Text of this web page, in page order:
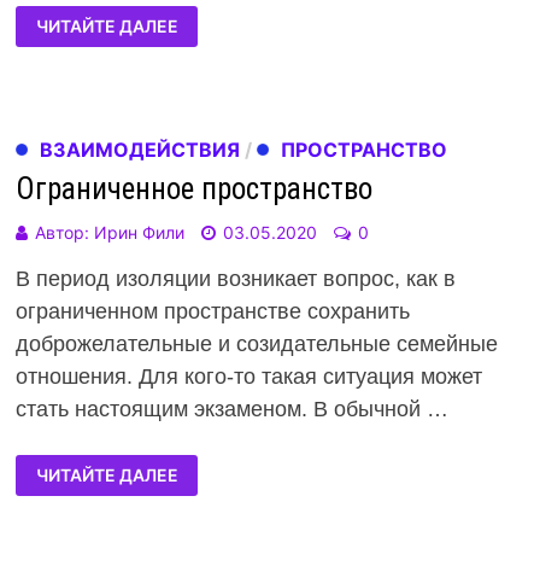
ЧИТАЙТЕ ДАЛЕЕ
ВЗАИМОДЕЙСТВИЯ / ПРОСТРАНСТВО
Ограниченное пространство
Автор: Ирин Фили 03.05.2020 0
В период изоляции возникает вопрос, как в
ограниченном пространстве сохранить
доброжелательные и созидательные семейные
отношения. Для кого-то такая ситуация может
стать настоящим экзаменом. В обычной …
ЧИТАЙТЕ ДАЛЕЕ